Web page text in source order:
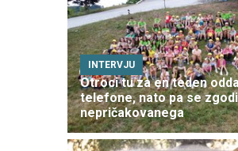
INTERVJU
Otroci tu za en teden
telefone, nato pa se
nepričakovanega